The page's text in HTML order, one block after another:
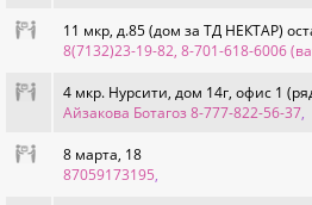
11 мкр, д.85 (дом за ТД НЕКТАР)
8(7132)23-19-82, 8-701-618-6006
4 мкр. Нурсити, дом 14г, офис 1
Айзакова Ботагоз 8-777-822-56-37,
8 марта, 18
87059173195,